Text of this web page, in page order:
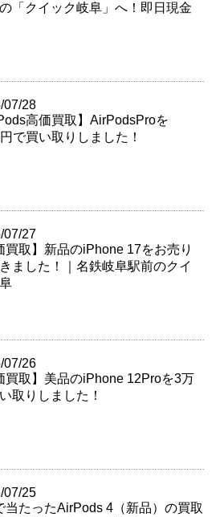
「クイック岐阜」へ！即日現金
07/28
高価買取】AirPodsProを
で買い取りしました！
07/27
買取】新品のiPhone 17をお売り
ました！｜名鉄岐阜駅前のクイ
07/26
買取】美品のiPhone 12Proを3万
取りしました！
07/25
当たったAirPods 4（新品）の買取